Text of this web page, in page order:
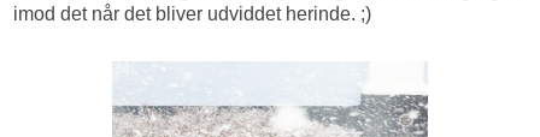
imod det når det bliver udviddet herinde. ;)